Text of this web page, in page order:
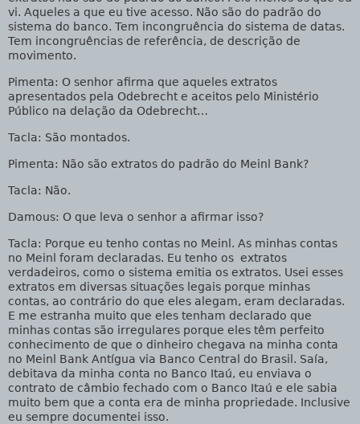
vi. Aqueles a que eu tive acesso. Não são do padrão do
sistema do banco. Tem incongruência do sistema de datas.
Tem incongruências de referência, de descrição de
movimento.
Pimenta: O senhor afirma que aqueles extratos
apresentados pela Odebrecht e aceitos pelo Ministério
Público na delação da Odebrecht…
Tacla: São montados.
Pimenta: Não são extratos do padrão do Meinl Bank?
Tacla: Não.
Damous: O que leva o senhor a afirmar isso?
Tacla: Porque eu tenho contas no Meinl. As minhas contas
no Meinl foram declaradas. Eu tenho os extratos
verdadeiros, como o sistema emitia os extratos. Usei esses
extratos em diversas situações legais porque minhas
contas, ao contrário do que eles alegam, eram declaradas.
E me estranha muito que eles tenham declarado que
minhas contas são irregulares porque eles têm perfeito
conhecimento de que o dinheiro chegava na minha conta
no Meinl Bank Antígua via Banco Central do Brasil. Saía,
debitava da minha conta no Banco Itaú, eu enviava o
contrato de câmbio fechado com o Banco Itaú e ele sabia
muito bem que a conta era de minha propriedade. Inclusive
eu sempre documentei isso.